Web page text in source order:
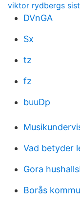
viktor rydbergs
DVnGA
Sx
tz
fz
buuDp
Vad betyder
Gora
Borås